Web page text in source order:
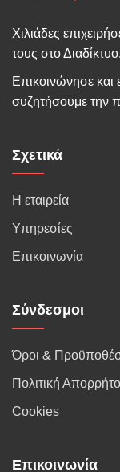
Χιλιάδες
τους στο Διαδίκτυο.
Επικοινώνησε και
συζητήσουμε την
Σχετικά
Η εταιρεία
Υπηρεσίες
Επικοινωνία
Σύνδεσμοι
Όροι &
Πολιτική
Cookies
Επικοινωνία